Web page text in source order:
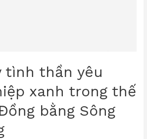
tình thần yêu
xanh trong thế
bằng Sông